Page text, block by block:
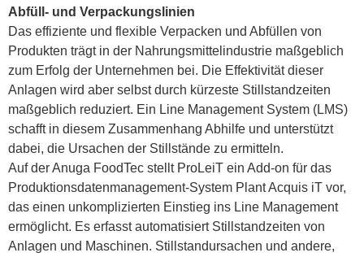
Abfüll- und Verpackungslinien
Das effiziente und flexible Verpacken und Abfüllen von
Produkten trägt in der Nahrungsmittelindustrie maßgeblich
zum Erfolg der Unternehmen bei. Die Effektivität dieser
Anlagen wird aber selbst durch kürzeste Stillstandzeiten
maßgeblich reduziert. Ein Line Management System (LMS)
schafft in diesem Zusammenhang Abhilfe und unterstützt
dabei, die Ursachen der Stillstände zu ermitteln.
Auf der Anuga FoodTec stellt ProLeiT ein Add-on für das
Produktionsdatenmanagement-System Plant Acquis iT vor,
das einen unkomplizierten Einstieg ins Line Management
ermöglicht. Es erfasst automatisiert Stillstandzeiten von
Anlagen und Maschinen. Stillstandursachen und andere,